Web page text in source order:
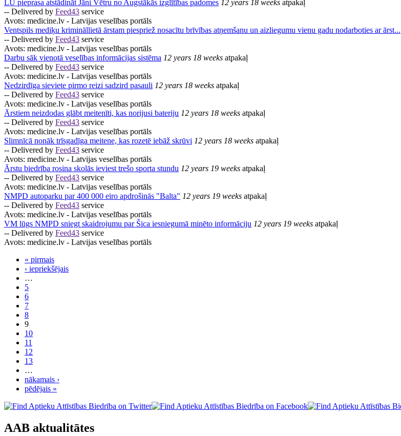
LU pieprasa atstādināt Jāni Vētru no Augstākās izglītības padomes 12 years 18 weeks atpakaļ
-- Delivered by Feed43 service
Avots: medicine.lv - Latvijas veselības portāls
Ventspils mediķu krimināllietā ārstam piespriež nosacītu brīvības atņemšanu un aizliegumu vienu gadu nodarboties ar ārst...
-- Delivered by Feed43 service
Avots: medicine.lv - Latvijas veselības portāls
Darbu sāk vienotā veselības informācijas sistēma 12 years 18 weeks atpakaļ
-- Delivered by Feed43 service
Avots: medicine.lv - Latvijas veselības portāls
Nedzirdīga sieviete pirmo reizi sadzird pasauli 12 years 18 weeks atpakaļ
-- Delivered by Feed43 service
Avots: medicine.lv - Latvijas veselības portāls
Ārstiem neizdodas glābt meitenīti, kas norijusi bateriju 12 years 18 weeks atpakaļ
-- Delivered by Feed43 service
Avots: medicine.lv - Latvijas veselības portāls
Slimnīcā nonāk trīsgadīga meitene, kas rozetē iebāž skrūvi 12 years 18 weeks atpakaļ
-- Delivered by Feed43 service
Avots: medicine.lv - Latvijas veselības portāls
Ārstu biedrība rosina skolās ieviest trešo sporta stundu 12 years 19 weeks atpakaļ
-- Delivered by Feed43 service
Avots: medicine.lv - Latvijas veselības portāls
NMPD autoparku par 400 000 eiro apdrošinās "Balta" 12 years 19 weeks atpakaļ
-- Delivered by Feed43 service
Avots: medicine.lv - Latvijas veselības portāls
VM lūgs NMPD sniegt skaidrojumu par Šica iesniegumā minēto informāciju 12 years 19 weeks atpakaļ
-- Delivered by Feed43 service
Avots: medicine.lv - Latvijas veselības portāls
« pirmais
‹ iepriekšējais
…
5
6
7
8
9
10
11
12
13
…
nākamais ›
pēdējais »
AAB aktualitātes